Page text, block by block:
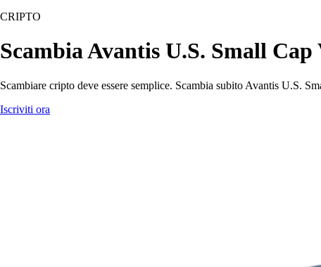
CRIPTO
Scambia Avantis U.S. Small
Scambiare cripto deve essere semplice. Scambia subito Avantis U.S.
Iscriviti ora